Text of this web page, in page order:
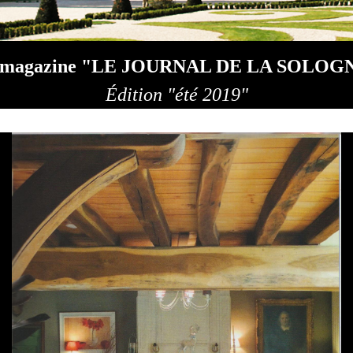
"LE JOURNAL DE LA
Édition "été 2019"